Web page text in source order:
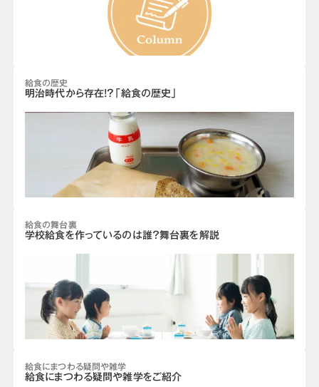
給食の歴史
明治時代から存在!?「給食の歴史」
給食の舞台裏
学校給食を作っているのは誰？舞台裏を解説
給食にまつわる疑問や雑学
給食にまつわる疑問や雑学をご紹介